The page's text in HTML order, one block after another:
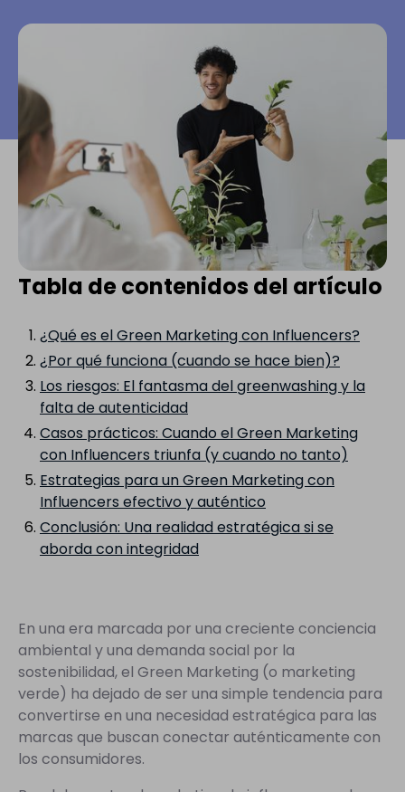
Tabla de contenidos del artículo
¿Qué es el Green Marketing con Influencers?
¿Por qué funciona (cuando se hace bien)?
Los riesgos: El fantasma del greenwashing y la
falta de autenticidad
Casos prácticos: Cuando el Green Marketing
con Influencers triunfa (y cuando no tanto)
Estrategias para un Green Marketing con
Influencers efectivo y auténtico
Conclusión: Una realidad estratégica si se
aborda con integridad
En una era marcada por una creciente conciencia
ambiental y una demanda social por la
sostenibilidad, el Green Marketing (o marketing
verde) ha dejado de ser una simple tendencia para
convertirse en una necesidad estratégica para las
marcas que buscan conectar auténticamente con
los consumidores.